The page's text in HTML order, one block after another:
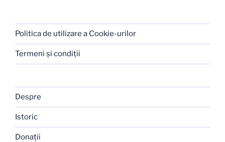
Politica de utilizare a Cookie-urilor
Termeni şi condiţii
Despre
Istoric
Donaţii